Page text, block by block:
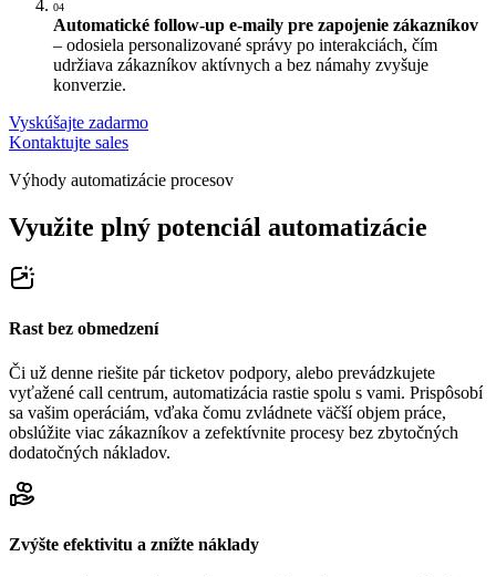
04
Automatické follow-up e-maily pre zapojenie zákazníkov
– odosiela personalizované správy po interakciách, čím
udržiava zákazníkov aktívnych a bez námahy zvyšuje
konverzie.
Vyskúšajte zadarmo
Kontaktujte sales
Výhody automatizácie procesov
Využite plný potenciál automatizácie
Rast bez obmedzení
Či už denne riešite pár ticketov podpory, alebo prevádzkujete
vyťažené call centrum, automatizácia rastie spolu s vami. Prispôsobí
sa vašim operáciám, vďaka čomu zvládnete väčší objem práce,
obslúžite viac zákazníkov a zefektívnite procesy bez zbytočných
dodatočných nákladov.
Zvýšte efektivitu a znížte náklady